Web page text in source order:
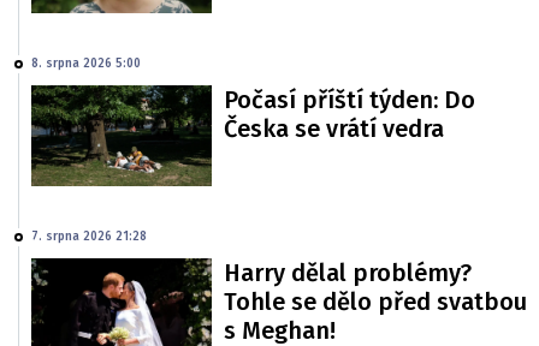
8. srpna 2026 5:00
Počasí příští týden: Do
Česka se vrátí vedra
7. srpna 2026 21:28
Harry dělal problémy?
Tohle se dělo před svatbou
s Meghan!